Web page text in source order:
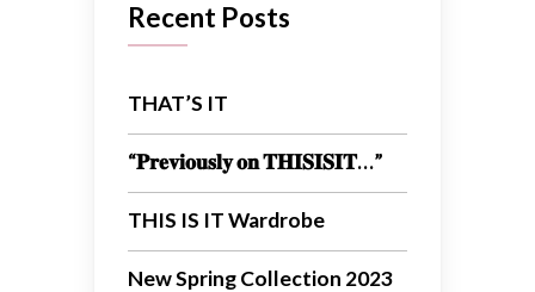
Recent Posts
THAT’S IT
“𝐏𝐫𝐞𝐯𝐢𝐨𝐮𝐬𝐥𝐲 𝐨𝐧 𝐓𝐇𝐈𝐒𝐈𝐒𝐈𝐓…”
THIS IS IT Wardrobe
New Spring Collection 2023